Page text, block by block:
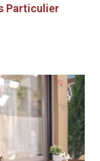
Particulier